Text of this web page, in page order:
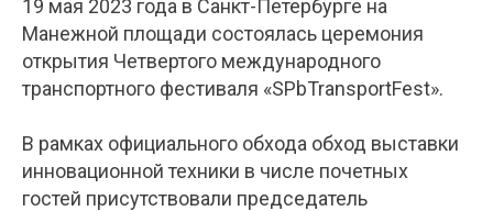
19 мая 2023 года в Санкт-Петербурге на
Манежной площади состоялась церемония
открытия Четвертого международного
транспортного фестиваля «SPbTransportFest».
В рамках официального обхода обход выставки
инновационной техники в числе почетных
гостей присутствовали председатель